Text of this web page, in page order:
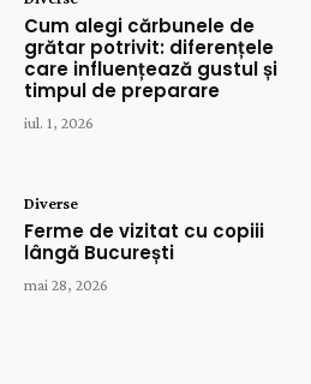
Cum alegi cărbunele de
grătar potrivit: diferențele
care influențează gustul și
timpul de preparare
iul. 1, 2026
Diverse
Ferme de vizitat cu copiii
lângă București
mai 28, 2026